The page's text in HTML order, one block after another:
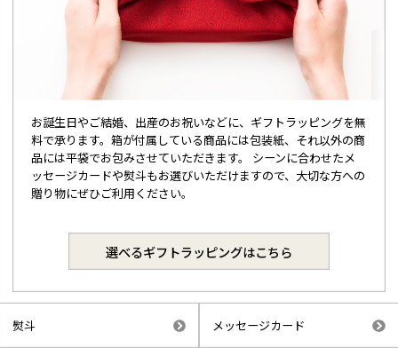
お誕生日やご結婚、出産のお祝いなどに、ギフトラッピングを無
料で承ります。箱が付属している商品には包装紙、それ以外の商
品には平袋でお包みさせていただきます。 シーンに合わせたメ
ッセージカードや熨斗もお選びいただけますので、大切な方への
贈り物にぜひご利用ください。
選べるギフトラッピングはこちら
熨斗 メッセージカード